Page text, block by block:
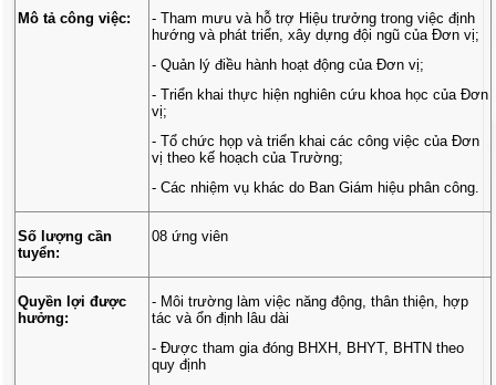
Mô tả công việc:
- Tham mưu và hỗ trợ Hiệu trưởng trong việc định
hướng và phát triển, xây dựng đội ngũ của Đơn vị;
- Quản lý điều hành hoạt động của Đơn vị;
- Triển khai thực hiện nghiên cứu khoa học của Đơn
vị;
- Tổ chức họp và triển khai các công việc của Đơn
vị theo kế hoạch của Trường;
- Các nhiệm vụ khác do Ban Giám hiệu phân công.
Số lượng cần
tuyển:
08 ứng viên
Quyền lợi được
hưởng:
- Môi trường làm việc năng động, thân thiện, hợp
tác và ổn định lâu dài
- Được tham gia đóng BHXH, BHYT, BHTN theo
quy định